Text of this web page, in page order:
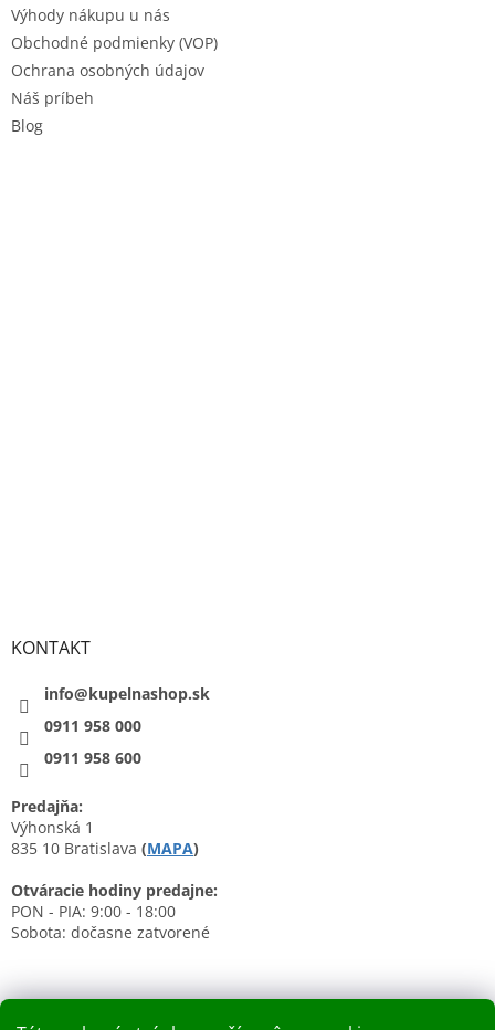
Výhody nákupu u nás
Obchodné podmienky (VOP)
Ochrana osobných údajov
Náš príbeh
Blog
KONTAKT
info@kupelnashop.sk
0911 958 000
0911 958 600
Predajňa:
Výhonská 1
835 10 Bratislava (MAPA)
Otváracie hodiny predajne:
PON - PIA: 9:00 - 18:00
Sobota: dočasne zatvorené